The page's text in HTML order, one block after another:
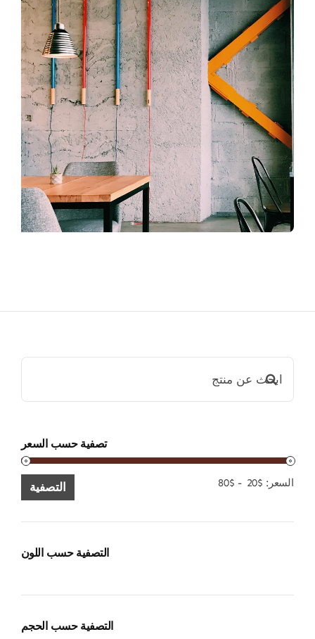
عن:
تصفية حسب السعر
الحد
للسعر
الحد
للسعر
التصفية السعر: $20
-
$80
التصفية حسب اللون
التصفية حسب الحجم